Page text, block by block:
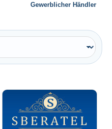
Gewerblicher Händler